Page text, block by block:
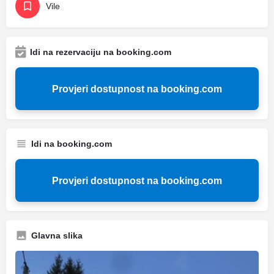
Vile
Idi na rezervaciju na booking.com
Provjeri dostupnost na booking.com
Idi na booking.com
Provjeri dostupnost na booking.com
Glavna slika